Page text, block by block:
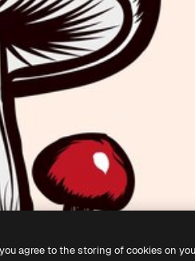
agree to the storing of cookies on